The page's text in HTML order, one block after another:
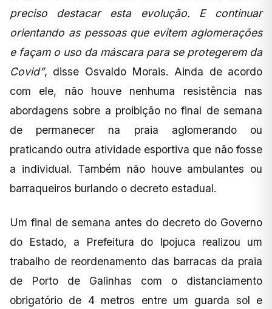
preciso destacar esta evolução. E continuar
orientando as pessoas que evitem aglomerações
e façam o uso da máscara para se protegerem da
Covid”, disse Osvaldo Morais. Ainda de acordo
com ele, não houve nenhuma resistência nas
abordagens sobre a proibição no final de semana
de permanecer na praia aglomerando ou
praticando outra atividade esportiva que não fosse
a individual. Também não houve ambulantes ou
barraqueiros burlando o decreto estadual.
Um final de semana antes do decreto do Governo
do Estado, a Prefeitura do Ipojuca realizou um
trabalho de reordenamento das barracas da praia
de Porto de Galinhas com o distanciamento
obrigatório de 4 metros entre um guarda sol e